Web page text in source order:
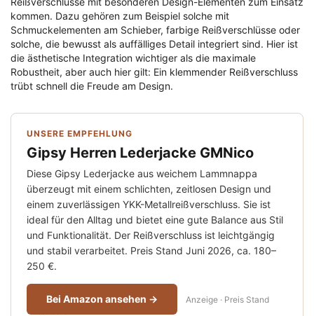
kommen. Dazu gehören zum Beispiel solche mit
Schmuckelementen am Schieber, farbige Reißverschlüsse oder
solche, die bewusst als auffälliges Detail integriert sind. Hier ist
die ästhetische Integration wichtiger als die maximale
Robustheit, aber auch hier gilt: Ein klemmender Reißverschluss
trübt schnell die Freude am Design.
UNSERE EMPFEHLUNG
Gipsy Herren Lederjacke GMNico
Diese Gipsy Lederjacke aus weichem Lammnappa
überzeugt mit einem schlichten, zeitlosen Design und
einem zuverlässigen YKK-Metallreißverschluss. Sie ist
ideal für den Alltag und bietet eine gute Balance aus Stil
und Funktionalität. Der Reißverschluss ist leichtgängig
und stabil verarbeitet. Preis Stand Juni 2026, ca. 180–
250 €.
Bei Amazon ansehen → Anzeige · Preis Stand